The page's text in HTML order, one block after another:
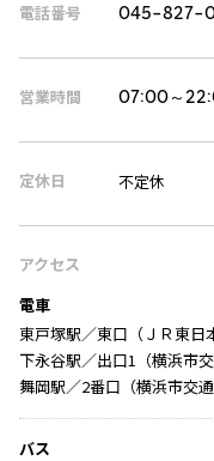
電話番号 045-827-
営業時間 07:00～
定休日 不定休
アクセス
電車
東戸塚駅／東口（ＪＲ東日
下永谷駅／出口1（横浜市
舞岡駅／2番口（横浜市交
バス